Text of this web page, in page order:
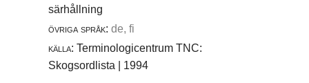
särhållning
övriga språk: de, fi
källa: Terminologicentrum TNC:
Skogsordlista | 1994